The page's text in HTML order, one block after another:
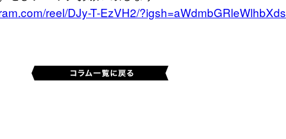
reel/DJy-T-EzVH2/?igsh=aWdmbGRleWlhbXds